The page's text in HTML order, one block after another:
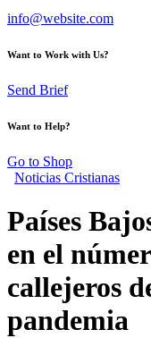
info@website.com
Want to Work with Us?
Send Brief
Want to Help?
Go to Shop
Noticias Cristianas
Países
en el
callejeros
pandemia